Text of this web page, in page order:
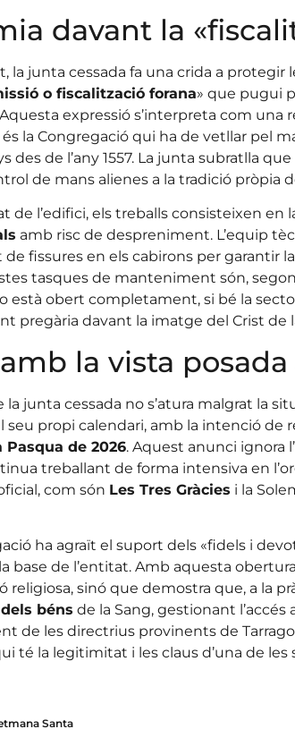
davant la
la junta cessada fa una crida a protegir
o fiscalització forana» que pugui
expressió s’interpreta com una
la Congregació qui ha de vetllar pel
des de l’any 1557. La junta subratlla
de mans alienes a la tradició pròpia
de l’edifici, els treballs consisteixen en
amb risc de despreniment. L’equip
de fissures en els cabirons per garantir
tasques de manteniment són,
està obert completament, si bé la
pregària davant la imatge del Crist de
la vista posada
la junta cessada no s’atura malgrat la
seu propi calendari, amb la intenció de
de 2026. Aquest anunci ignora
treballant de forma intensiva en
com són Les Tres Gràcies i la
ha agraït el suport dels «fidels i
base de l’entitat. Amb aquesta
religiosa, sinó que demostra que, a la
béns de la Sang, gestionant l’accés
de les directrius provinents de
té la legitimitat i les claus d’una de les
Santa